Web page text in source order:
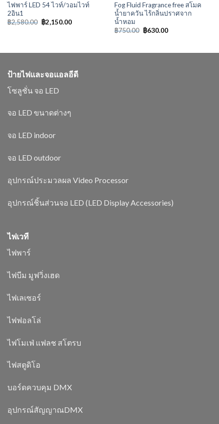
ไฟพาร์ LED 54 ไวท์/วอมไวท์
2อิน1
฿2,580.00 ฿2,150.00
Fog Fluid Fragrance free สโมค
น้ำยาควัน ไร้กลิ่นปราศจาก
น้ำหอม
฿750.00 ฿630.00
ป้ายไฟและจอแอลอีดี
โซลูชั่น จอ LED
จอ LED ขนาดต่างๆ
จอ LED indoor
จอ LED outdoor
อุปกรณ์ประมวลผล Video Processor
อุปกรณ์ชิ้นส่วนจอ LED (LED Display Accessories)
ไฟเวที
ไฟพาร์
ไฟบีม มูฟวิ่งเฮด
ไฟเลเซอร์
ไฟฟอลโล่
ไฟโมเฟ่ แฟลช สโตรบ
ไฟสตูดิโอ
บอร์ดควบคุม DMX
อุปกรณ์สัญญาณDMX